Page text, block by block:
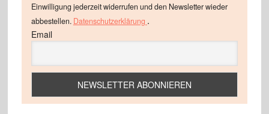
Einwilligung jederzeit widerrufen und den Newsletter wieder
abbestellen. Datenschutzerklärung .
Email